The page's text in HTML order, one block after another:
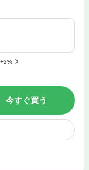
今すぐ買う